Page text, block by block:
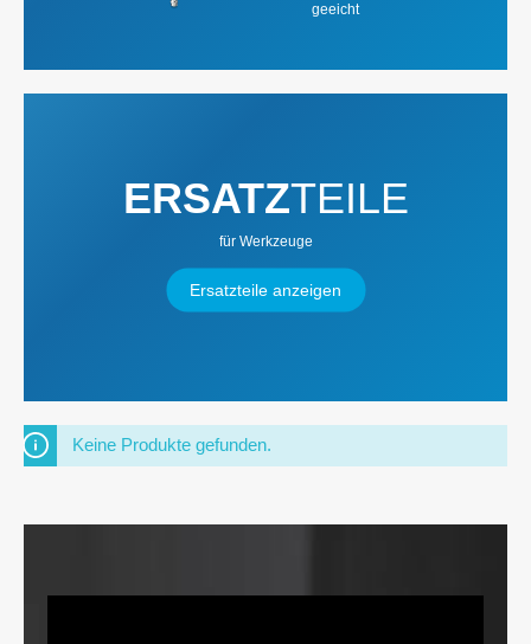
geeicht
ERSATZTEILE
für Werkzeuge
Ersatzteile anzeigen
Keine Produkte gefunden.